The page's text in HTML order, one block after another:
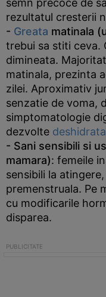
semn precoce de
rezultatul cresterii
- Greata matinala
trebui sa stiti ceva.
dimineata.
matinala, prezinta
zilei. Aproximativ
senzatie de voma,
simptomatologie
dezvolte
- Sani sensibili si
mamara): femeile
sensibili la
premenstruala. Pe
cu modificarile
disparea.